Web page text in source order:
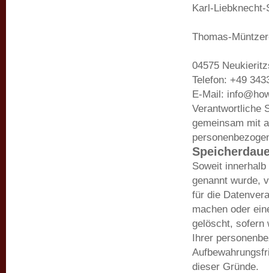
Karl-
Thomas-
04575
Telefon: +49
E-Mail:
Verantwortliche
gemeinsam mit
Soweit
genannt wurde,
für die
machen oder
gelöscht, sofern
Ihrer
dieser Gründe.